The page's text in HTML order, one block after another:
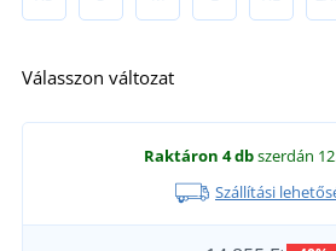
Válasszon változat
Raktáron 4 dbszerdán
Szállítási